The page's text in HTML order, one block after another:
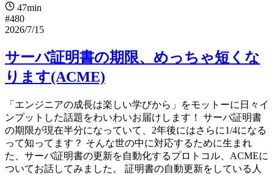
47min
#480
2026/7/15
サーバ証明書の期限、めっちゃ短くな
ります(ACME)
「エンジニアの成長は楽しい学びから」をモットーに日々イ
ンプットした話題をわいわいお届けします！ サーバ証明書
の期限が現在半分になっていて、2年後にはさらに1/4になる
って知ってます？ そんな世の中に対応するために生まれ
た、サーバ証明書の更新を自動化するプロトコル、ACMEに
ついてお話してみました。 証明書の自動更新をしている人